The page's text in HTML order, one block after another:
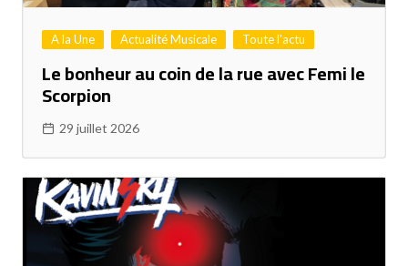
A la Une Actualité Musicale Toute l'actu
Le bonheur au coin de la rue avec Femi le
Scorpion
29 juillet 2026